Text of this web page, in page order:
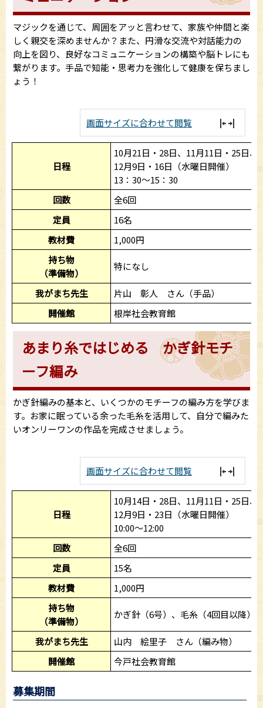
マジックを通じて、周囲をアッと言わせて、家族や仲間と楽
しく親交を深めませんか？また、円滑な交流や対話能力の
向上を図り、良好なコミュニケーションの構築や脳トレにも
繋がります。手品で知能・思考力を強化して健康を保ちまし
ょう！
画面サイズに合わせて閲覧
日程
10月21日・28日、11月11日・25日、
12月9日・16日（水曜日開催）
13：30～15：30
回数
全6回
定員
16名
教材費
1,000円
持ち物
（準備物）
特になし
我がまち先生
片山 彰人 さん（手品）
開催館
根岸社会教育館
あまり糸ではじめる かぎ針モチ
ーフ編み
かぎ針編みの基本と、いくつかのモチーフの編み方を学びま
す。お家に眠っている余った毛糸を活用して、自分で編みた
いオンリーワンの作品を完成させましょう。
画面サイズに合わせて閲覧
日程
10月14日・28日、11月11日・25日、
12月9日・23日（水曜日開催）
10:00～12:00
回数
全6回
定員
15名
教材費
1,000円
持ち物
（準備物）
かぎ針（6号）、毛糸（4回目以降）
我がまち先生
山内 絵里子 さん（編み物）
開催館
今戸社会教育館
募集期間